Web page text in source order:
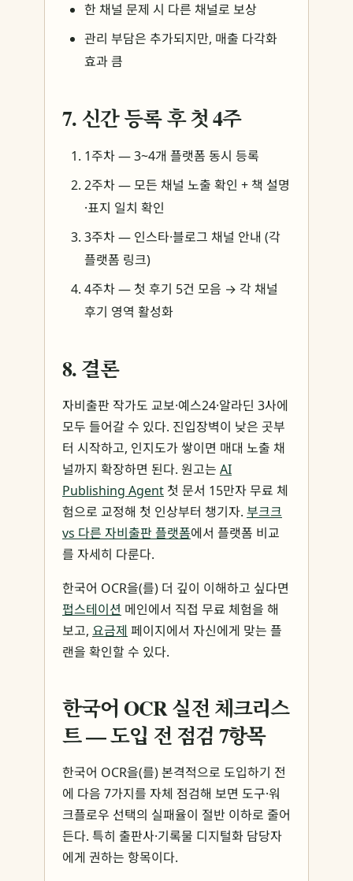
한 채널 문제 시 다른 채널로 보상
관리 부담은 추가되지만, 매출 다각화
효과 큼
7. 신간 등록 후 첫 4주
1주차 — 3~4개 플랫폼 동시 등록
2주차 — 모든 채널 노출 확인 + 책 설명
·표지 일치 확인
3주차 — 인스타·블로그 채널 안내 (각
플랫폼 링크)
4주차 — 첫 후기 5건 모음 → 각 채널
후기 영역 활성화
8. 결론
자비출판 작가도 교보·예스24·알라딘 3사에
모두 들어갈 수 있다. 진입장벽이 낮은 곳부
터 시작하고, 인지도가 쌓이면 매대 노출 채
널까지 확장하면 된다. 원고는 AI
Publishing Agent 첫 문서 15만자 무료 체
험으로 교정해 첫 인상부터 챙기자. 부크크
vs 다른 자비출판 플랫폼에서 플랫폼 비교
를 자세히 다룬다.
한국어 OCR을(를) 더 깊이 이해하고 싶다면
펍스테이션 메인에서 직접 무료 체험을 해
보고, 요금제 페이지에서 자신에게 맞는 플
랜을 확인할 수 있다.
한국어 OCR 실전 체크리스
트 — 도입 전 점검 7항목
한국어 OCR을(를) 본격적으로 도입하기 전
에 다음 7가지를 자체 점검해 보면 도구·워
크플로우 선택의 실패율이 절반 이하로 줄어
든다. 특히 출판사·기록물 디지털화 담당자
에게 권하는 항목이다.